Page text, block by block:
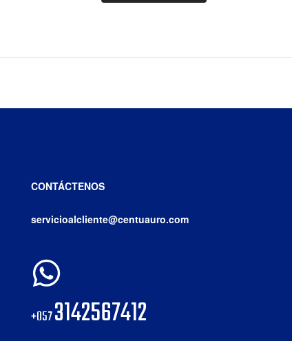
CONTÁCTENOS
servicioalcliente@centuauro.com
+0573142567412